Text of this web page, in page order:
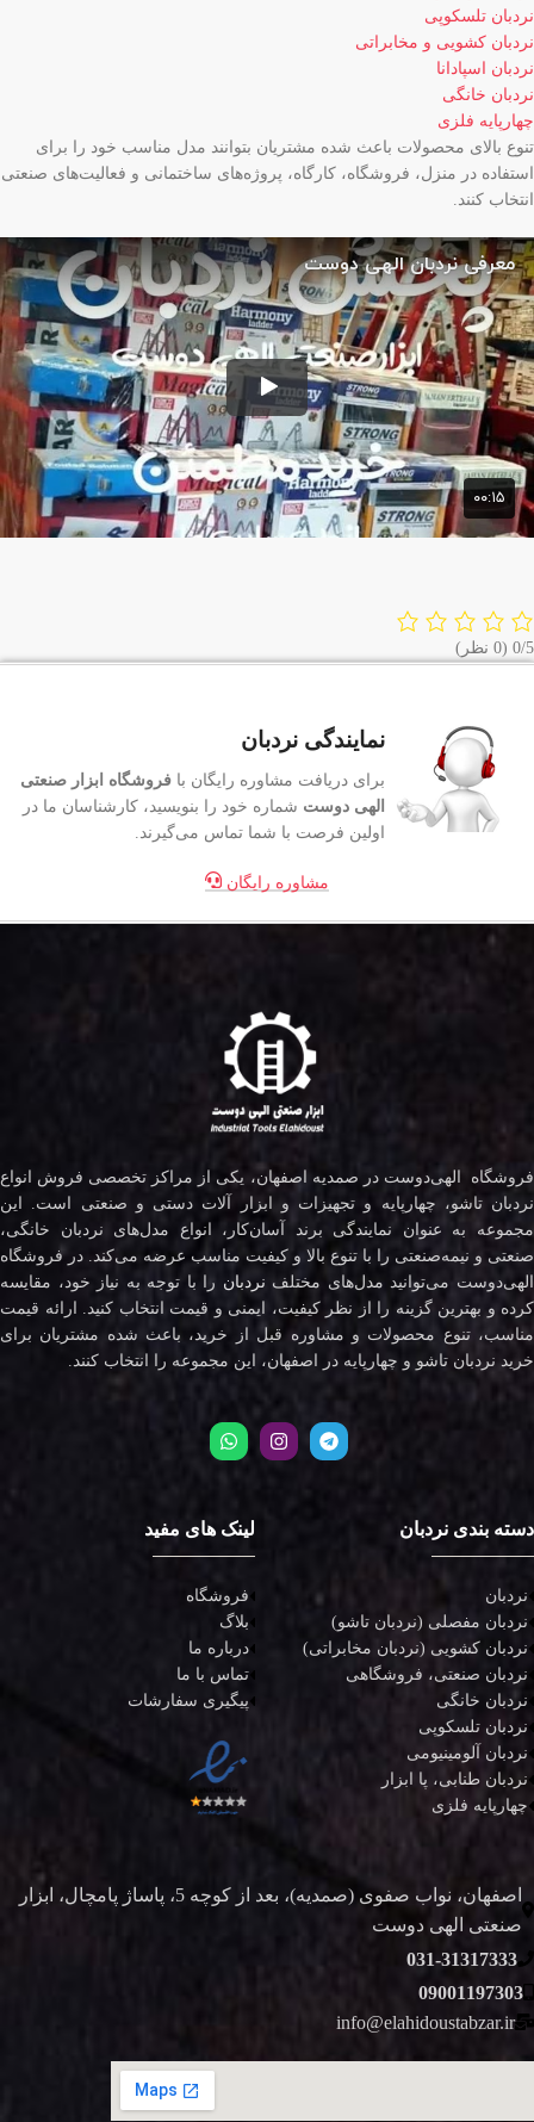
نردبان تلسکوپی
نردبان کشویی و مخابراتی
نردبان اسپادانا
نردبان خانگی
چهارپایه فلزی
تنوع بالای محصولات باعث شده مشتریان بتوانند مدل مناسب خود را برای
استفاده در منزل، فروشگاه، کارگاه، پروژه‌های ساختمانی و فعالیت‌های صنعتی
انتخاب کنند.
‫0/5 ‫(0 نظر)
نمایندگی نردبان
برای دریافت مشاوره رایگان با فروشگاه ابزار صنعتی
الهی دوست شماره خود را بنویسید، کارشناسان ما در
اولین فرصت با شما تماس می‌گیرند.
مشاوره رایگان
فروشگاه الهی‌دوست در صمدیه اصفهان، یکی از مراکز تخصصی فروش انواع
نردبان تاشو، چهارپایه و تجهیزات و ابزار آلات دستی و صنعتی است. این
مجموعه به عنوان نمایندگی برند آسان‌کار، انواع مدل‌های نردبان خانگی،
صنعتی و نیمه‌صنعتی را با تنوع بالا و کیفیت مناسب عرضه می‌کند. در فروشگاه
الهی‌دوست می‌توانید مدل‌های مختلف نردبان را با توجه به نیاز خود، مقایسه
کرده و بهترین گزینه را از نظر کیفیت، ایمنی و قیمت انتخاب کنید. ارائه قیمت
مناسب، تنوع محصولات و مشاوره قبل از خرید، باعث شده مشتریان برای
خرید نردبان تاشو و چهارپایه در اصفهان، این مجموعه را انتخاب کنند.
دسته بندی نردبان
نردبان
نردبان مفصلی (نردبان تاشو)
نردبان کشویی (نردبان مخابراتی)
نردبان صنعتی، فروشگاهی
نردبان خانگی
نردبان تلسکوپی
نردبان آلومینیومی
نردبان طنابی، پا ابزار
چهارپایه فلزی
لینک های مفید
فروشگاه
بلاگ
درباره ما
تماس با ما
پیگیری سفارشات
اصفهان، نواب صفوی (صمدیه)، بعد از کوچه 5، پاساژ پامچال، ابزار
صنعتی الهی دوست
031-31317333
09001197303
info@elahidoustabzar.ir